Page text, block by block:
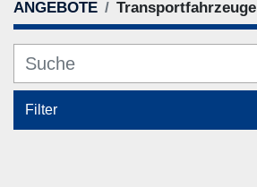
ANGEBOTE
Filter